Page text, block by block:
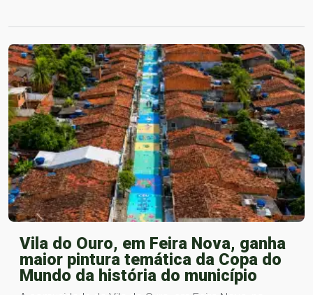
Vila do Ouro, em Feira Nova, ganha
maior pintura temática da Copa do
Mundo da história do município